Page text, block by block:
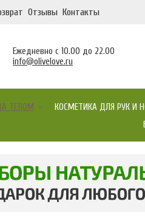
Отзывы Контакты
Ежедневно с 10.00 до 22.00
info@olivelove.ru
ТЕЛОМ КОСМЕТИКА ДЛЯ РУК И